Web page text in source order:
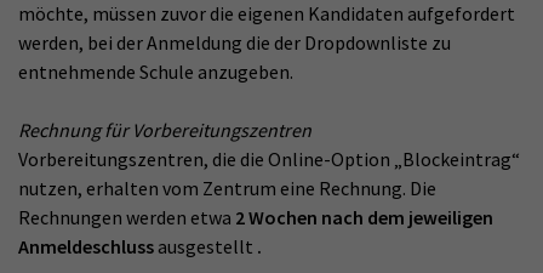
möchte, müssen zuvor die eigenen Kandidaten aufgefordert
werden, bei der Anmeldung die der Dropdownliste zu
entnehmende Schule anzugeben.
Rechnung für Vorbereitungszentren
Vorbereitungszentren, die die Online-Option „Blockeintrag“
nutzen, erhalten vom Zentrum eine Rechnung. Die
Rechnungen werden etwa 2 Wochen nach dem jeweiligen
Anmeldeschluss ausgestellt .